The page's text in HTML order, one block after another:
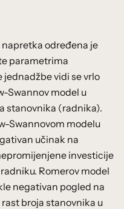
određena je
parametrima
jednadžbe vidi se vrlo
Swannov model u
stanovnika (radnika).
Swannovom modelu
učinak na
investicije
Romerov model
negativan pogled na
broja stanovnika u